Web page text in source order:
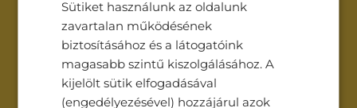
Sütiket használunk az oldalunk
zavartalan működésének
biztosításához és a látogatóink
magasabb szintű kiszolgálásához. A
kijelölt sütik elfogadásával
(engedélyezésével) hozzájárul azok